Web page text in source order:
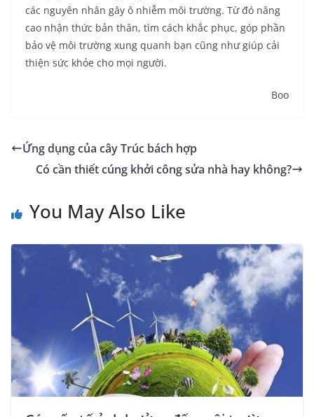
các nguyên nhân gây ô nhiễm môi trường. Từ đó nâng
cao nhận thức bản thân, tìm cách khắc phục, góp phần
bảo vệ môi trường xung quanh bạn cũng như giúp cải
thiện sức khỏe cho mọi người.
Boo
Ứng dụng của cây Trúc bách hợp
Có cần thiết cúng khởi công sửa nhà hay không?
You May Also Like